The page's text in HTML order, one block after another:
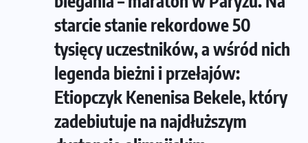
starcie stanie rekordowe 50
tysięcy uczestników, a wśród nich
legenda bieżni i przełajów:
Etiopczyk Kenenisa Bekele, który
zadebiutuje na najdłuższym